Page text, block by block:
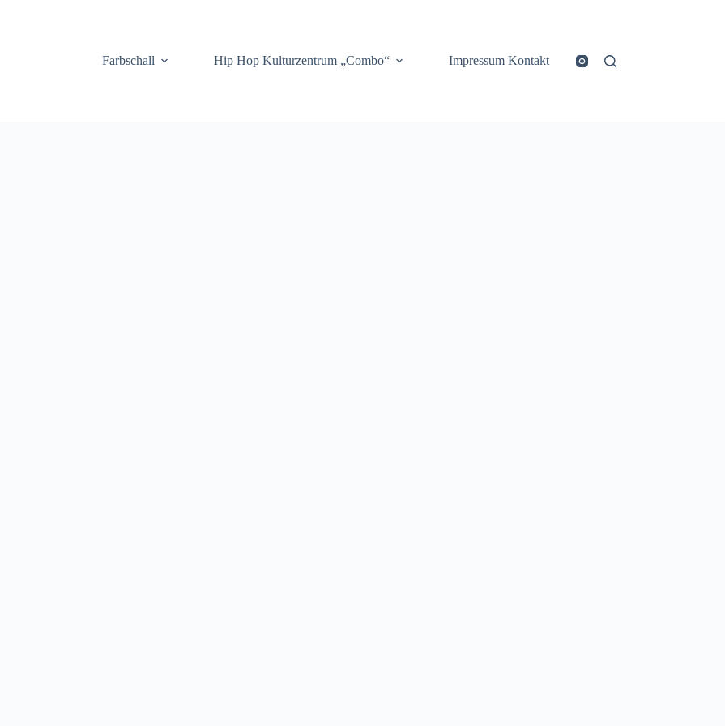
Farbschall Hip Hop Kulturzentrum „Combo“ Impressum Kontakt